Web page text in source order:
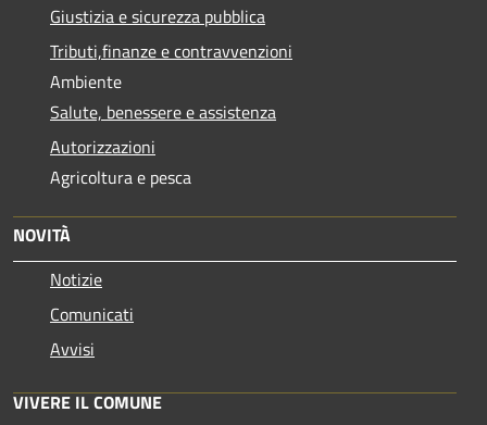
Giustizia e sicurezza pubblica
Tributi,finanze e contravvenzioni
Ambiente
Salute, benessere e assistenza
Autorizzazioni
Agricoltura e pesca
NOVITÀ
Notizie
Comunicati
Avvisi
VIVERE IL COMUNE